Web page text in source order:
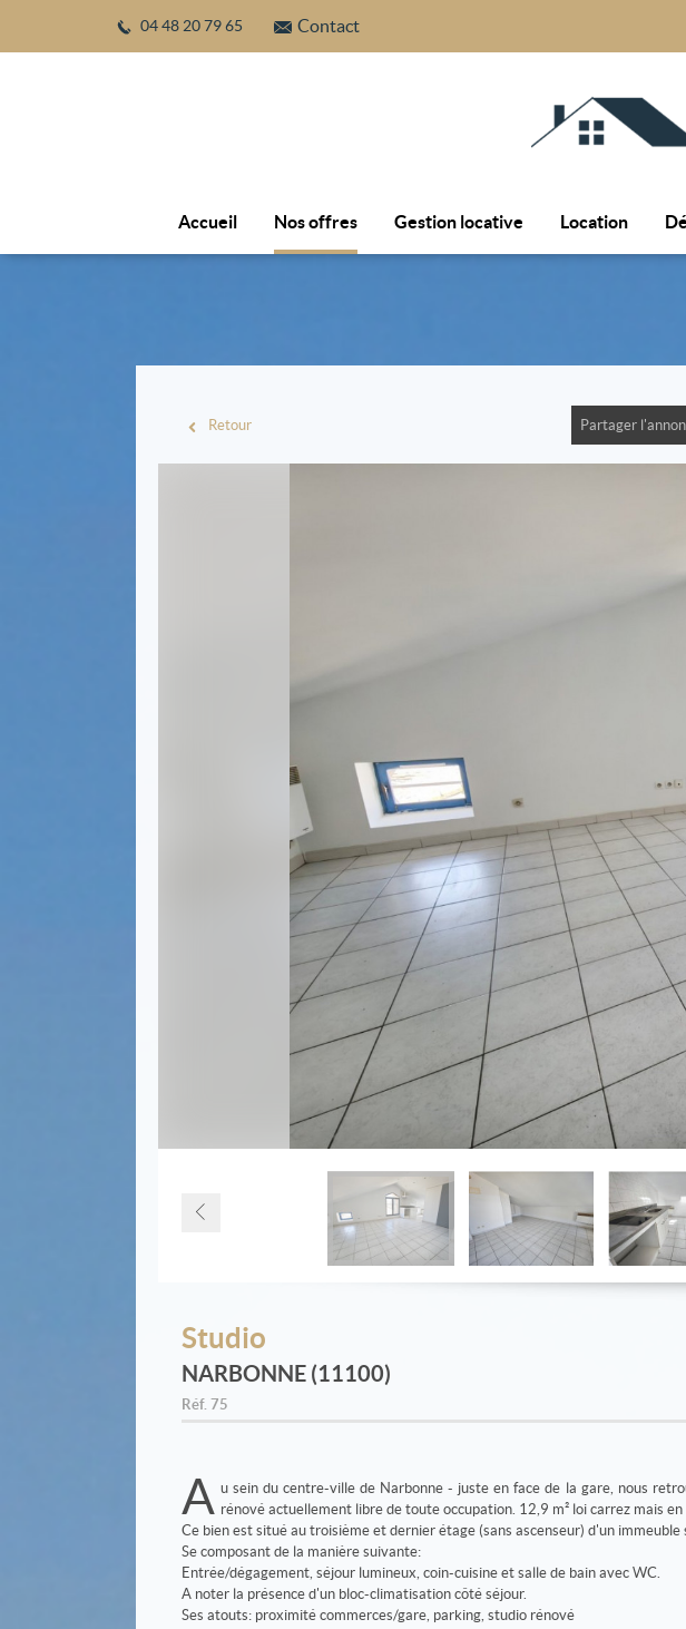
04 48 20 79 65 Contact
Accueil Nos offres Gestion locative Location
Retour Partager
Studio
NARBONNE (11100)
Réf.75
A u sein du centre-ville de Narbonne - juste en face de la gare, nous
rénové actuellement libre de toute occupation. 12,9 m² loi carrez mais
Ce bien est situé au troisième et dernier étage (sans ascenseur) d'un
Se composant de la manière suivante:
Entrée/dégagement, séjour lumineux, coin-cuisine et salle de bain avec WC.
A noter la présence d'un bloc-climatisation côté séjour.
Ses atouts: proximité commerces/gare, parking, studio rénové